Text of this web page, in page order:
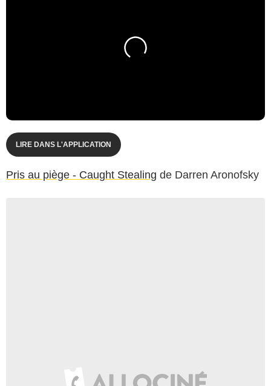
LIRE DANS L'APPLICATION
Pris au piège - Caught Stealing de Darren Aronofsky